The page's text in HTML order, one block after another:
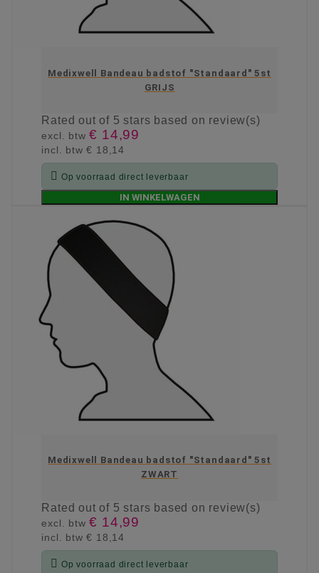
Medixwell Bandeau badstof "Standaard" 5st
GRIJS
Ratedout of 5 stars based on review(s)
excl. btw€ 14,99
incl. btw€ 18,14
 Op voorraad direct leverbaar
IN WINKELWAGEN
Medixwell Bandeau badstof "Standaard" 5st
ZWART
Ratedout of 5 stars based on review(s)
excl. btw€ 14,99
incl. btw€ 18,14
 Op voorraad direct leverbaar